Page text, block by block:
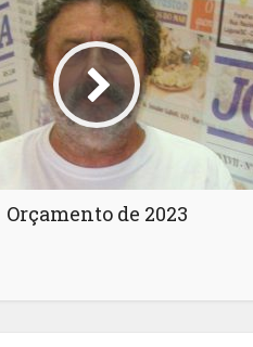
Orçamento de 2023